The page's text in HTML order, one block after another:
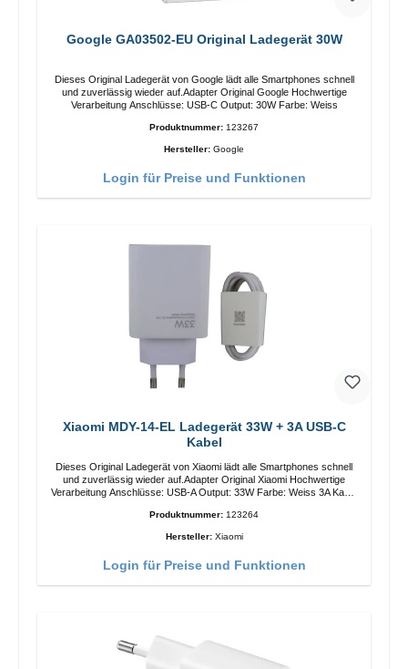
Google GA03502-EU Original Ladegerät 30W
Dieses Original Ladegerät von Google lädt alle Smartphones schnell
und zuverlässig wieder auf.Adapter Original Google Hochwertige
Verarbeitung Anschlüsse: USB-C Output: 30W Farbe: Weiss
Produktnummer: 123267
Hersteller: Google
Login für Preise und Funktionen
Xiaomi MDY-14-EL Ladegerät 33W + 3A USB-C
Kabel
Dieses Original Ladegerät von Xiaomi lädt alle Smartphones schnell
und zuverlässig wieder auf.Adapter Original Xiaomi Hochwertige
Verarbeitung Anschlüsse: USB-A Output: 33W Farbe: Weiss 3A Kabel
Produktnummer: 123264
Hersteller: Xiaomi
Login für Preise und Funktionen